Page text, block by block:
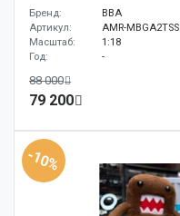
Бренд:
BBA
Артикул:
AMR-MBGA2TSS
Масштаб:
1:18
Год:
-
88 000
79 200
-10%